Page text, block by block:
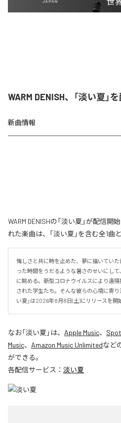
WARM DENISH、「淡い夏」
新曲情報
WARM DENISHの「淡い夏」が配信
れた楽曲は、「淡い夏」を含む全1曲
悔しさと共に時を止めた、夢に描いてい
った時間をうだるような暑さのせいにし
に眺める。新型コロナウイルスにより遠
された学生たち。そんな彼らの心境に寄
い夏」は2026年8月8日(土)にリリースを開
なお「淡い夏 」は、 Apple Music、
Music、 Amazon Music Unlimitedなど
ができる。
各配信サービス： 淡い夏